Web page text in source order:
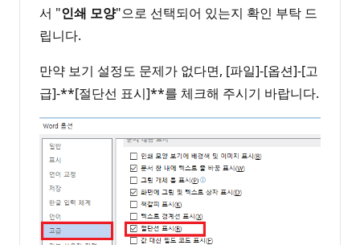
서 "인쇄 모양"으로 선택되어 있는지 확인 부탁 드
립니다.
만약 보기 설정도 문제가 없다면, [파일]-[옵션]-[고
급]-**[절단선 표시]**를 체크해 주시기 바랍니다.